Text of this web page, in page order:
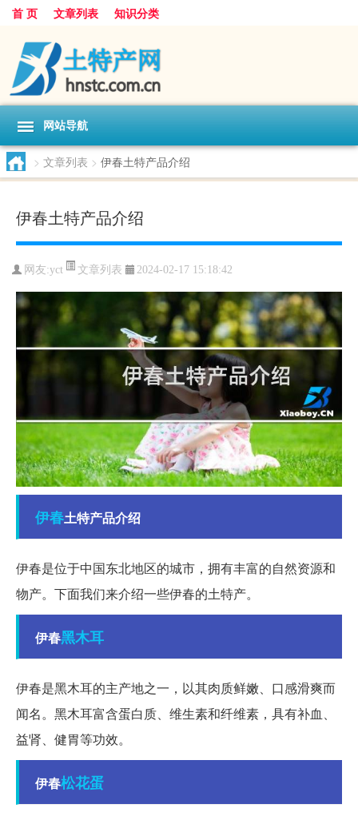
首 页 文章列表 知识分类
网站导航
> 文章列表 > 伊春土特产品介绍
伊春土特产品介绍
网友:yct 文章列表 2024-02-17 15:18:42
伊春土特产品介绍
伊春是位于中国东北地区的城市，拥有丰富的自然资源和
物产。下面我们来介绍一些伊春的土特产。
伊春黑木耳
伊春是黑木耳的主产地之一，以其肉质鲜嫩、口感滑爽而
闻名。黑木耳富含蛋白质、维生素和纤维素，具有补血、
益肾、健胃等功效。
伊春松花蛋